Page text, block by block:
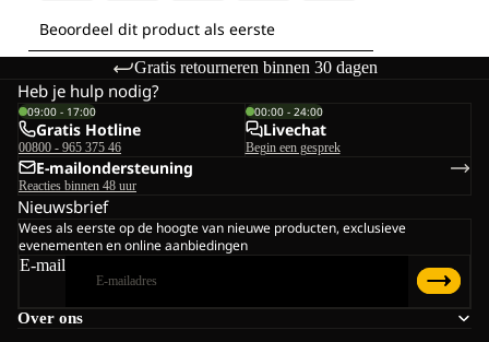
Gratis retourneren binnen 30 dagen
Over ons
Heb je hulp nodig?
09:00 - 17:00
Gratis Hotline
00800 - 965 375 46
00:00 - 24:00
Livechat
Begin een gesprek
E-mailondersteuning
Reacties binnen 48 uur
Nieuwsbrief
Wees als eerste op de hoogte van nieuwe producten, exclusieve
evenementen en online aanbiedingen
E-mail